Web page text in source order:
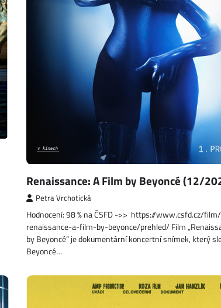
Renaissance: A Film by Beyoncé (12/
Petra Vrchotická
Hodnocení: 98 % na ČSFD ->> https://www.csfd.cz/
renaissance-a-film-by-beyonce/prehled/ Film
by Beyoncé“ je dokumentární koncertní snímek, který
Beyoncé…